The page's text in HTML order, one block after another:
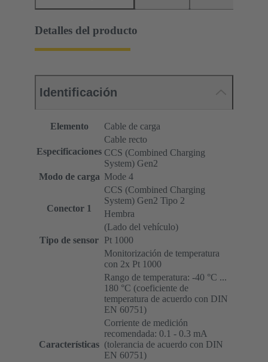
Detalles del producto
Identificación
Elemento Cable de carga
Especificaciones
Cable recto
CCS (Combined Charging
System) Gen2
Modo de carga Mode 4
Conector 1
CCS (Combined Charging
System) Gen2 Tipo 2
Hembra
(Lado del vehículo)
Tipo de sensor Pt 1000
Características
Monitorización de temperatura
con 2x Pt 1000
Rango de temperatura: -40 °C ...
180 °C (coeficiente de
temperatura de acuerdo con DIN
EN 60751)
Corriente de medición
recomendada: 0.1 - 0.3 mA
(tolerancia de acuerdo con DIN
EN 60751)